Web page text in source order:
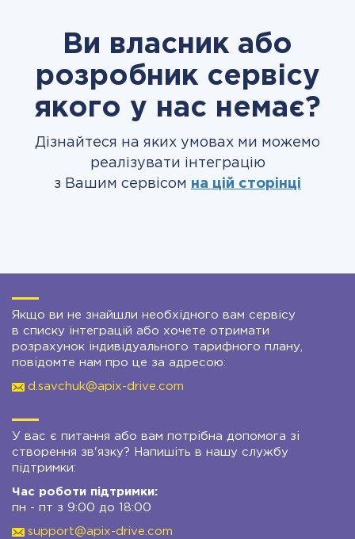
Ви власник або
розробник сервісу
якого у нас немає?
Дізнайтеся на яких умовах ми можемо
реалізувати інтеграцію
з Вашим сервісом на цій сторінці
Якщо ви не знайшли необхідного вам сервісу
в списку інтеграцій або хочете отримати
розрахунок індивідуального тарифного плану,
повідомте нам про це за адресою:
d.savchuk@apix-drive.com
У вас є питання або вам потрібна допомога зі
створення зв'язку? Напишіть в нашу службу
підтримки:
Час роботи підтримки:
пн - пт з 9:00 до 18:00
support@apix-drive.com